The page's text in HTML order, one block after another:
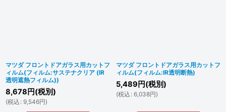
マツダ フロントドアガラス用カットフ
ィルム(フィルム:サステナクリア (IR
透明遮熱フィルム))
8,678 円(税別)
(税込 : 9,546円)
マツダ フロントドアガラス用カットフ
ィルム(フィルム:IR透明断熱)
5,489 円(税別)
(税込 : 6,038円)